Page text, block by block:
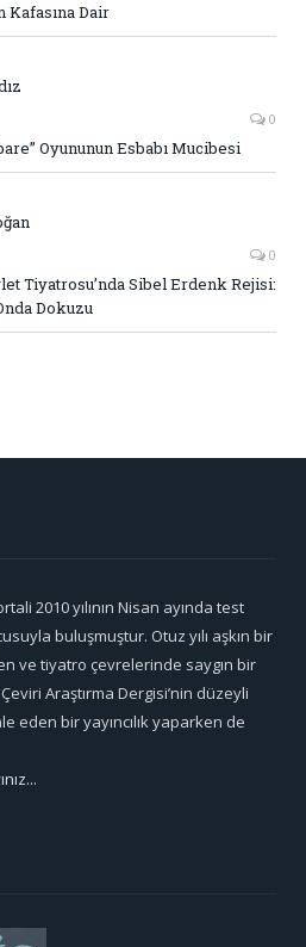
Kafasına Dair
0
Oyununun Esbabı Mucibesi
0
Tiyatrosu’nda Sibel Erdenk Rejisi:
Dokuzu
2010 yılının Nisan ayında test
buluşmuştur. Otuz yılı aşkın bir
ve tiyatro çevrelerinde saygın bir
Araştırma Dergisi’nin düzeyli
eden bir yayıncılık yaparken de